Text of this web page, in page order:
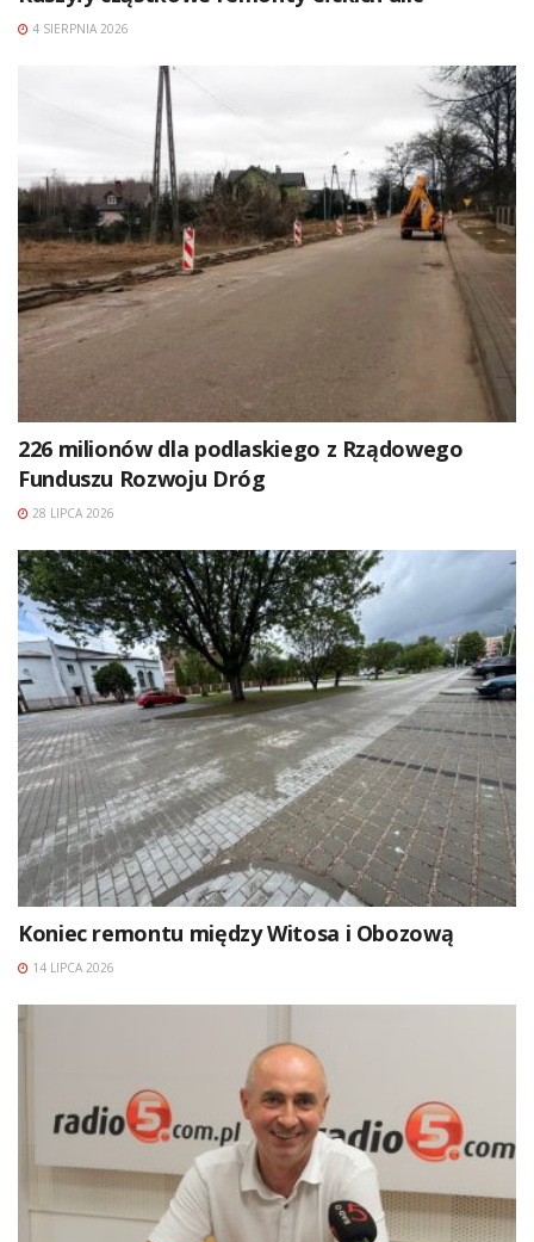
4 SIERPNIA 2026
226 milionów dla podlaskiego z Rządowego
Funduszu Rozwoju Dróg
28 LIPCA 2026
Koniec remontu między Witosa i Obozową
14 LIPCA 2026